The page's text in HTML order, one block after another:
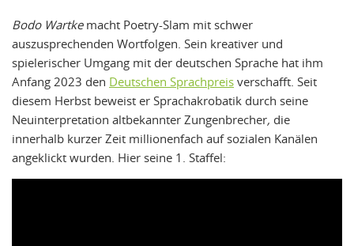
Bodo Wartkemacht Poetry-Slam mit schwer
auszusprechenden Wortfolgen. Sein kreativer und
spielerischer Umgang mit der deutschen Sprache hat ihm
Anfang 2023 den Deutschen Sprachpreis verschafft. Seit
diesem Herbst beweist er Sprachakrobatik durch seine
Neuinterpretation altbekannter Zungenbrecher, die
innerhalb kurzer Zeit millionenfach auf sozialen Kanälen
angeklickt wurden. Hier seine 1. Staffel: